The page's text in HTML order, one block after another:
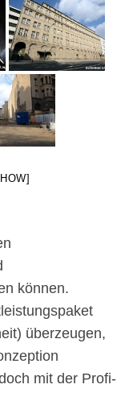
können.
überzeugen,
mit der Profi-